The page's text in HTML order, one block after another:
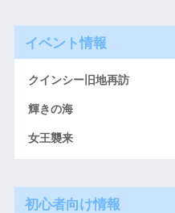
イベント情報
クインシー旧地再訪
輝きの海
女王襲来
初心者向け情報